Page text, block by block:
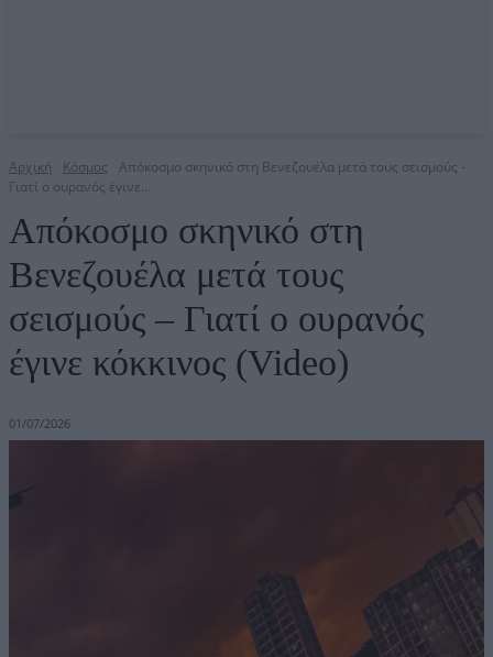
Αρχική Κόσμος
Απόκοσμο σκηνικό στη Βενεζουέλα μετά τους σεισμούς -
Γιατί ο ουρανός έγινε...
Απόκοσμο σκηνικό στη
Βενεζουέλα μετά τους
σεισμούς – Γιατί ο ουρανός
έγινε κόκκινος (Video)
01/07/2026